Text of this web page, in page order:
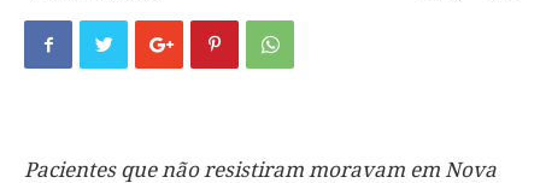
Pacientes que não resistiram moravam em Nova